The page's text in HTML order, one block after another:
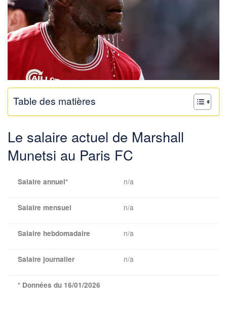
Table des matières
Le salaire actuel de Marshall
Munetsi au Paris FC
Salaire annuel* n/a
Salaire mensuel n/a
Salaire hebdomadaire n/a
Salaire journalier n/a
* Données du 16/01/2026